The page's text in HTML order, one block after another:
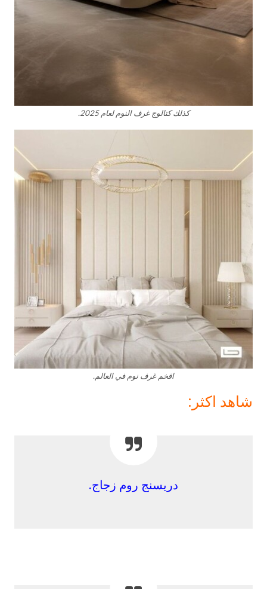
كذلك كتالوج غرف النوم لعام 2025.
افخم غرف نوم في العالم.
شاهد اكثر:
دريسنج روم زجاج.